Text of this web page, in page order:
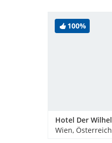
100%
Wien, Österreich